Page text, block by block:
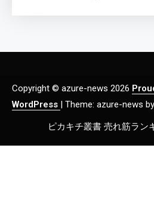
Copyright © azure-news 2026
WordPress | Theme: azure-news by
ピカキチ叢書 売れ筋ラン